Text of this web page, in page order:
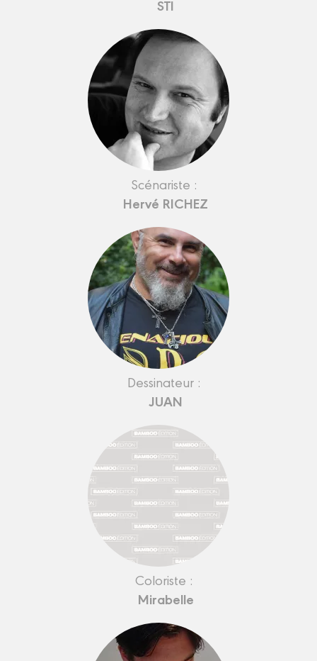
STI
Scénariste :
Hervé RICHEZ
Dessinateur :
JUAN
Coloriste :
Mirabelle